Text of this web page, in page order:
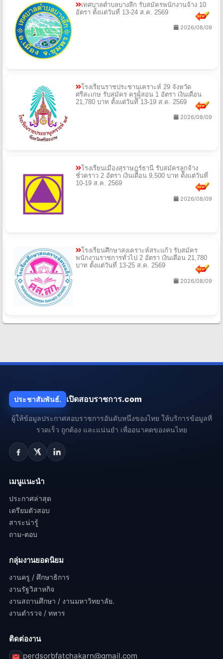
เทศบาลตำบลบางลึก รับสมัครพนักงานจ้าง 10
อัตรา ตั้งแต่วันที่ 13-24 ส.ค. 2569
2026/08/09
โรงเรียนราชประชานุเคราะห์ 29 จังหวัด
ศรีสะเกษ รับสมัคร ครูผู้สอน 1 อัตรา เงินเดือน
21,780 บาท ตั้งแต่วันที่ 13-19 ส.ค. 2569
2026/08/09
โรงเรียนเมืองสุราษฎร์ธานี รับสมัครลูกจ้าง
ชั่วคราว 2 อัตรา เงินเดือน 9,500 บาท ตั้งแต่วันที่
10-19 ส.ค. 2569
2026/08/09
โรงเรียนศึกษาสงเคราะห์สระแก้ว รับสมัคร
พนักงานราชการทั่วไป 2 อัตรา เงินเดือน 21,780
บาท ตั้งแต่วันที่ 13-25 ส.ค. 2569
2026/08/09
ประชาสัมพันธ์. เปิดสอบราชการ.com
ผู้ให้ข้อมูลประกาศสอบราชการอันดับหนึ่งของไทย ให้บริการข้อมูลที่
รวดเร็ว ถูกต้อง และแน่นยำ เพื่ออนาคตของคนไทย
เมนูแนะนำ
ประกาศล่าสุด
เตรียมตัวสอบ
สาระน่ารู้
ถาม-ตอบ
กลุ่มงานยอดนิยม
งานครู / ศึกษาธิการ
งานรัฐวิสาหกิจ
งานสถานศึกษา / งานมหาวิทยาลัย.
งานตำรวจ / ทหาร
ติดต่องาน
perdsorbfatchakarn@gmail.com